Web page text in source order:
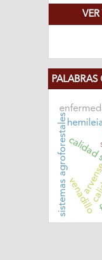
PALABRAS
sistemas agroforestalesvenadillo